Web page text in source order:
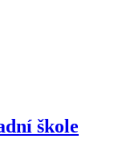
škole